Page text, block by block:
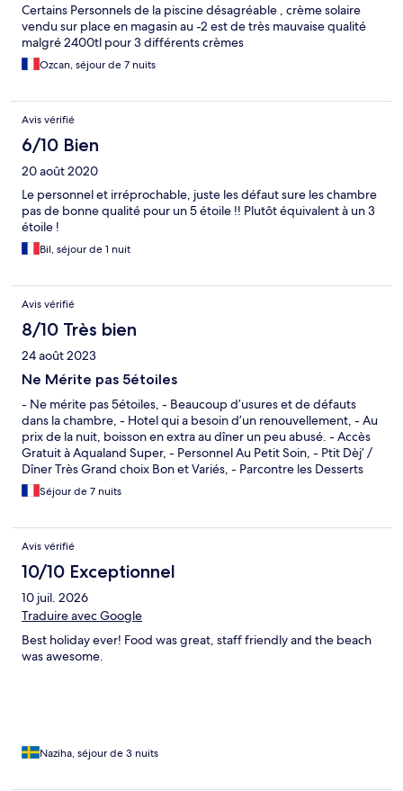
Certains Personnels de la piscine désagréable , crème solaire
vendu sur place en magasin au -2 est de très mauvaise qualité
malgré 2400tl pour 3 différents crèmes
Ozcan, séjour de 7 nuits
Avis vérifié
6/10 Bien
20 août 2020
Le personnel et irréprochable, juste les défaut sure les chambre
pas de bonne qualité pour un 5 étoile !! Plutôt équivalent à un 3
étoile !
Bil, séjour de 1 nuit
Avis vérifié
8/10 Très bien
24 août 2023
Ne Mérite pas 5étoiles
- Ne mérite pas 5étoiles, - Beaucoup d’usures et de défauts
dans la chambre, - Hotel qui a besoin d’un renouvellement, - Au
prix de la nuit, boisson en extra au dîner un peu abusé. - Accès
Gratuit à Aqualand Super, - Personnel Au Petit Soin, - Ptit Dèj’ /
Dîner Très Grand choix Bon et Variés, - Parcontre les Desserts
Vraiment pas Top, - Rapport Qualité/Prix trop Élevé.
Séjour de 7 nuits
Avis vérifié
10/10 Exceptionnel
10 juil. 2026
Traduire avec Google
Best holiday ever! Food was great, staff friendly and the beach
was awesome.
Naziha, séjour de 3 nuits